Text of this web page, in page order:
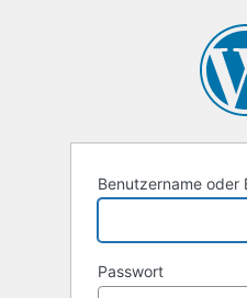
Benutzername oder
Passwort